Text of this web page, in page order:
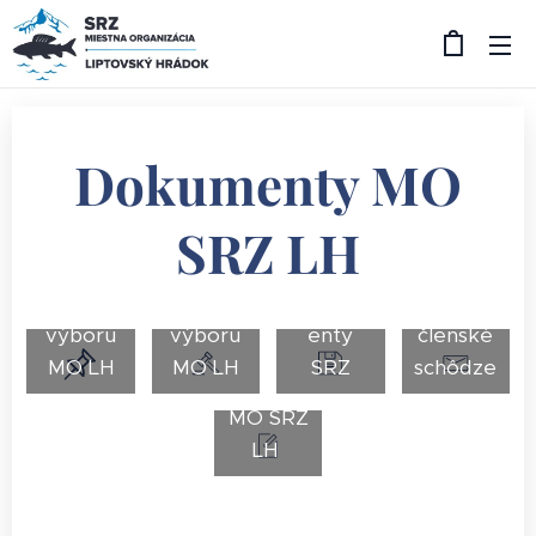
Dokumenty MO
SRZ LH
výboru
MO LH
Uznese
výboru
MO LH
enty
SRZ
členské
schôdze
MO SRZ
LH